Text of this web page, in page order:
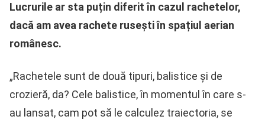
Lucrurile ar sta puțin diferit în cazul rachetelor,
dacă am avea rachete rusești în spațiul aerian
românesc.
„Rachetele sunt de două tipuri, balistice și de
crozieră, da? Cele balistice, în momentul în care s-
au lansat, cam pot să le calculez traiectoria, se